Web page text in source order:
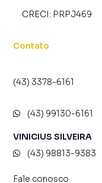
CRECI: PRPJ469
Contato
(43) 3378-6161
(43) 99130-6161
VINICIUS SILVEIRA
(43) 98813-9383
Fale conosco